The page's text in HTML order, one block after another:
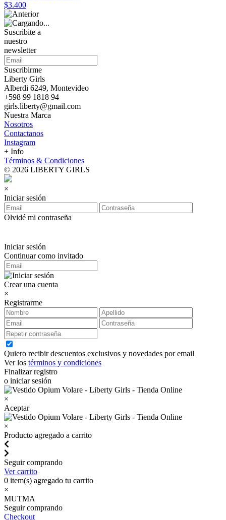
$3.400
Suscribite a
nuestro
newsletter
Suscribirme
Liberty Girls
Alberdi 6249, Montevideo
+598 99 1818 94
girls.liberty@gmail.com
Nuestra Marca
Nosotros
Contactanos
Instagram
+ Info
Términos & Condiciones
© 2026 LIBERTY GIRLS
×
Iniciar sesión
Olvidé mi contraseña
Iniciar sesión
Continuar como invitado
Crear una cuenta
×
Registrarme
Quiero recibir descuentos exclusivos y novedades por email
Ver los términos y condiciones
Finalizar registro
o iniciar sesión
×
Aceptar
×
Producto agregado a carrito
Seguir comprando
Ver carrito
0 item(s) agregado tu carrito
×
MUTMA
Seguir comprando
Checkout